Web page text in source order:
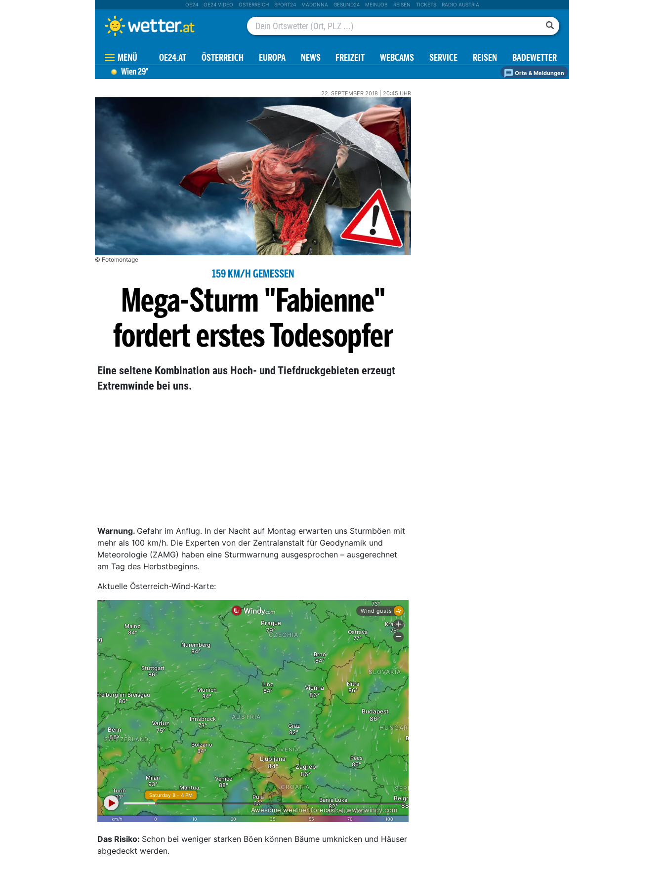
OE24 OE24 VIDEO ÖSTERREICH SPORT24 MADONNA GESUND24 MEINJOB REISEN TICKETS RADIO AUSTRIA
MENÜ OE24.AT ÖSTERREICH EUROPA NEWS FREIZEIT WEBCAMS SERVICE REISEN BADEWETTER
Wien29° Orte & Meldungen
22. SEPTEMBER 2018 | 20:45 UHR
© Fotomontage
159 KM/H GEMESSEN
Mega-Sturm "Fabienne"
fordert erstes Todesopfer
Eine seltene Kombination aus Hoch- und Tiefdruckgebieten erzeugt
Extremwinde bei uns.
Warnung. Gefahr im Anflug. In der Nacht auf Montag erwarten uns Sturmböen mit
mehr als 100 km/h. Die Experten von der Zentralanstalt für Geodynamik und
Meteorologie (ZAMG) haben eine Sturmwarnung ausgesprochen – ausgerechnet
am Tag des Herbstbeginns.
Aktuelle Österreich-Wind-Karte:
Das Risiko: Schon bei weniger starken Böen können Bäume umknicken und Häuser
abgedeckt werden.